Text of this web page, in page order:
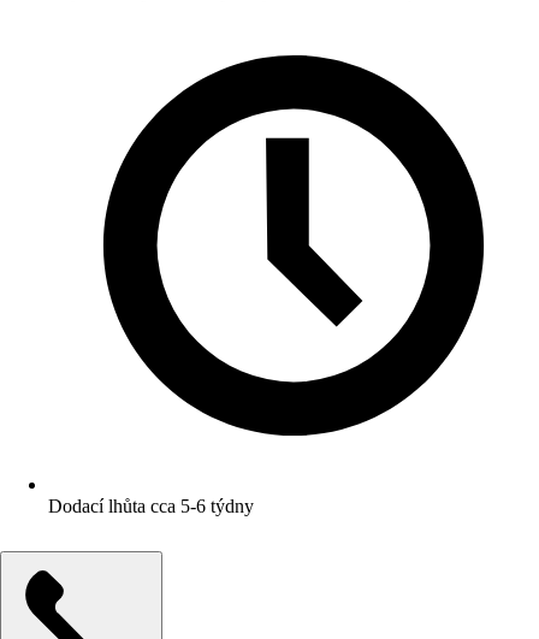
Dodací lhůta cca 5-6 týdny